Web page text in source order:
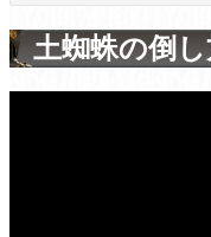
土蜘蛛の倒